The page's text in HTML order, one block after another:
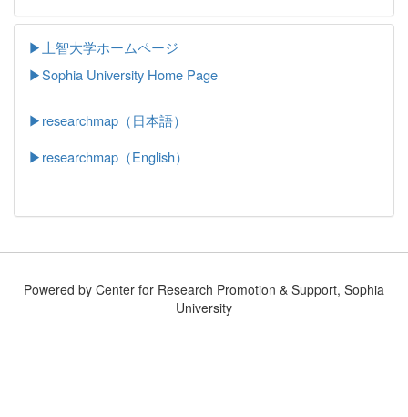
▶上智大学ホームページ
▶Sophia University Home Page
▶researchmap（日本語）
▶researchmap（English）
Powered by Center for Research Promotion & Support, Sophia
University